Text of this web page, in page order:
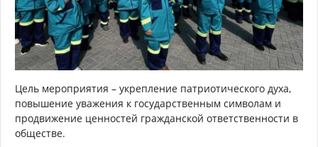
Цель мероприятия – укрепление патриотического духа,
повышение уважения к государственным символам и
продвижение ценностей гражданской ответственности в
обществе.